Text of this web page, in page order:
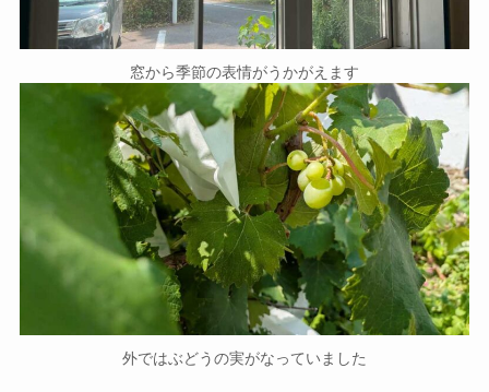
窓から季節の表情がうかがえます
外ではぶどうの実がなっていました